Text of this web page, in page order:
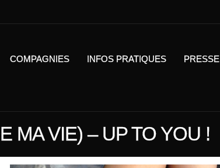
COMPAGNIES INFOS PRATIQUES PRESSE
MA VIE) – UP TO YOU !